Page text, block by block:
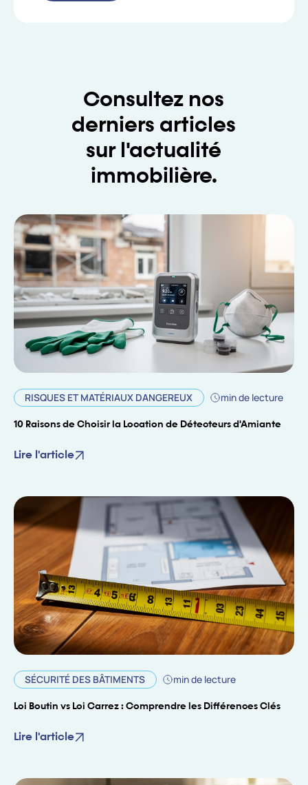
Consultez nos
derniers articles
sur l'actualité
immobilière.
RISQUES ET MATÉRIAUX DANGEREUX min de lecture
10 Raisons de Choisir la Location de Détecteurs d'Amiante
Lire l'article
SÉCURITÉ DES BÂTIMENTS min de lecture
Loi Boutin vs Loi Carrez : Comprendre les Différences Clés
Lire l'article